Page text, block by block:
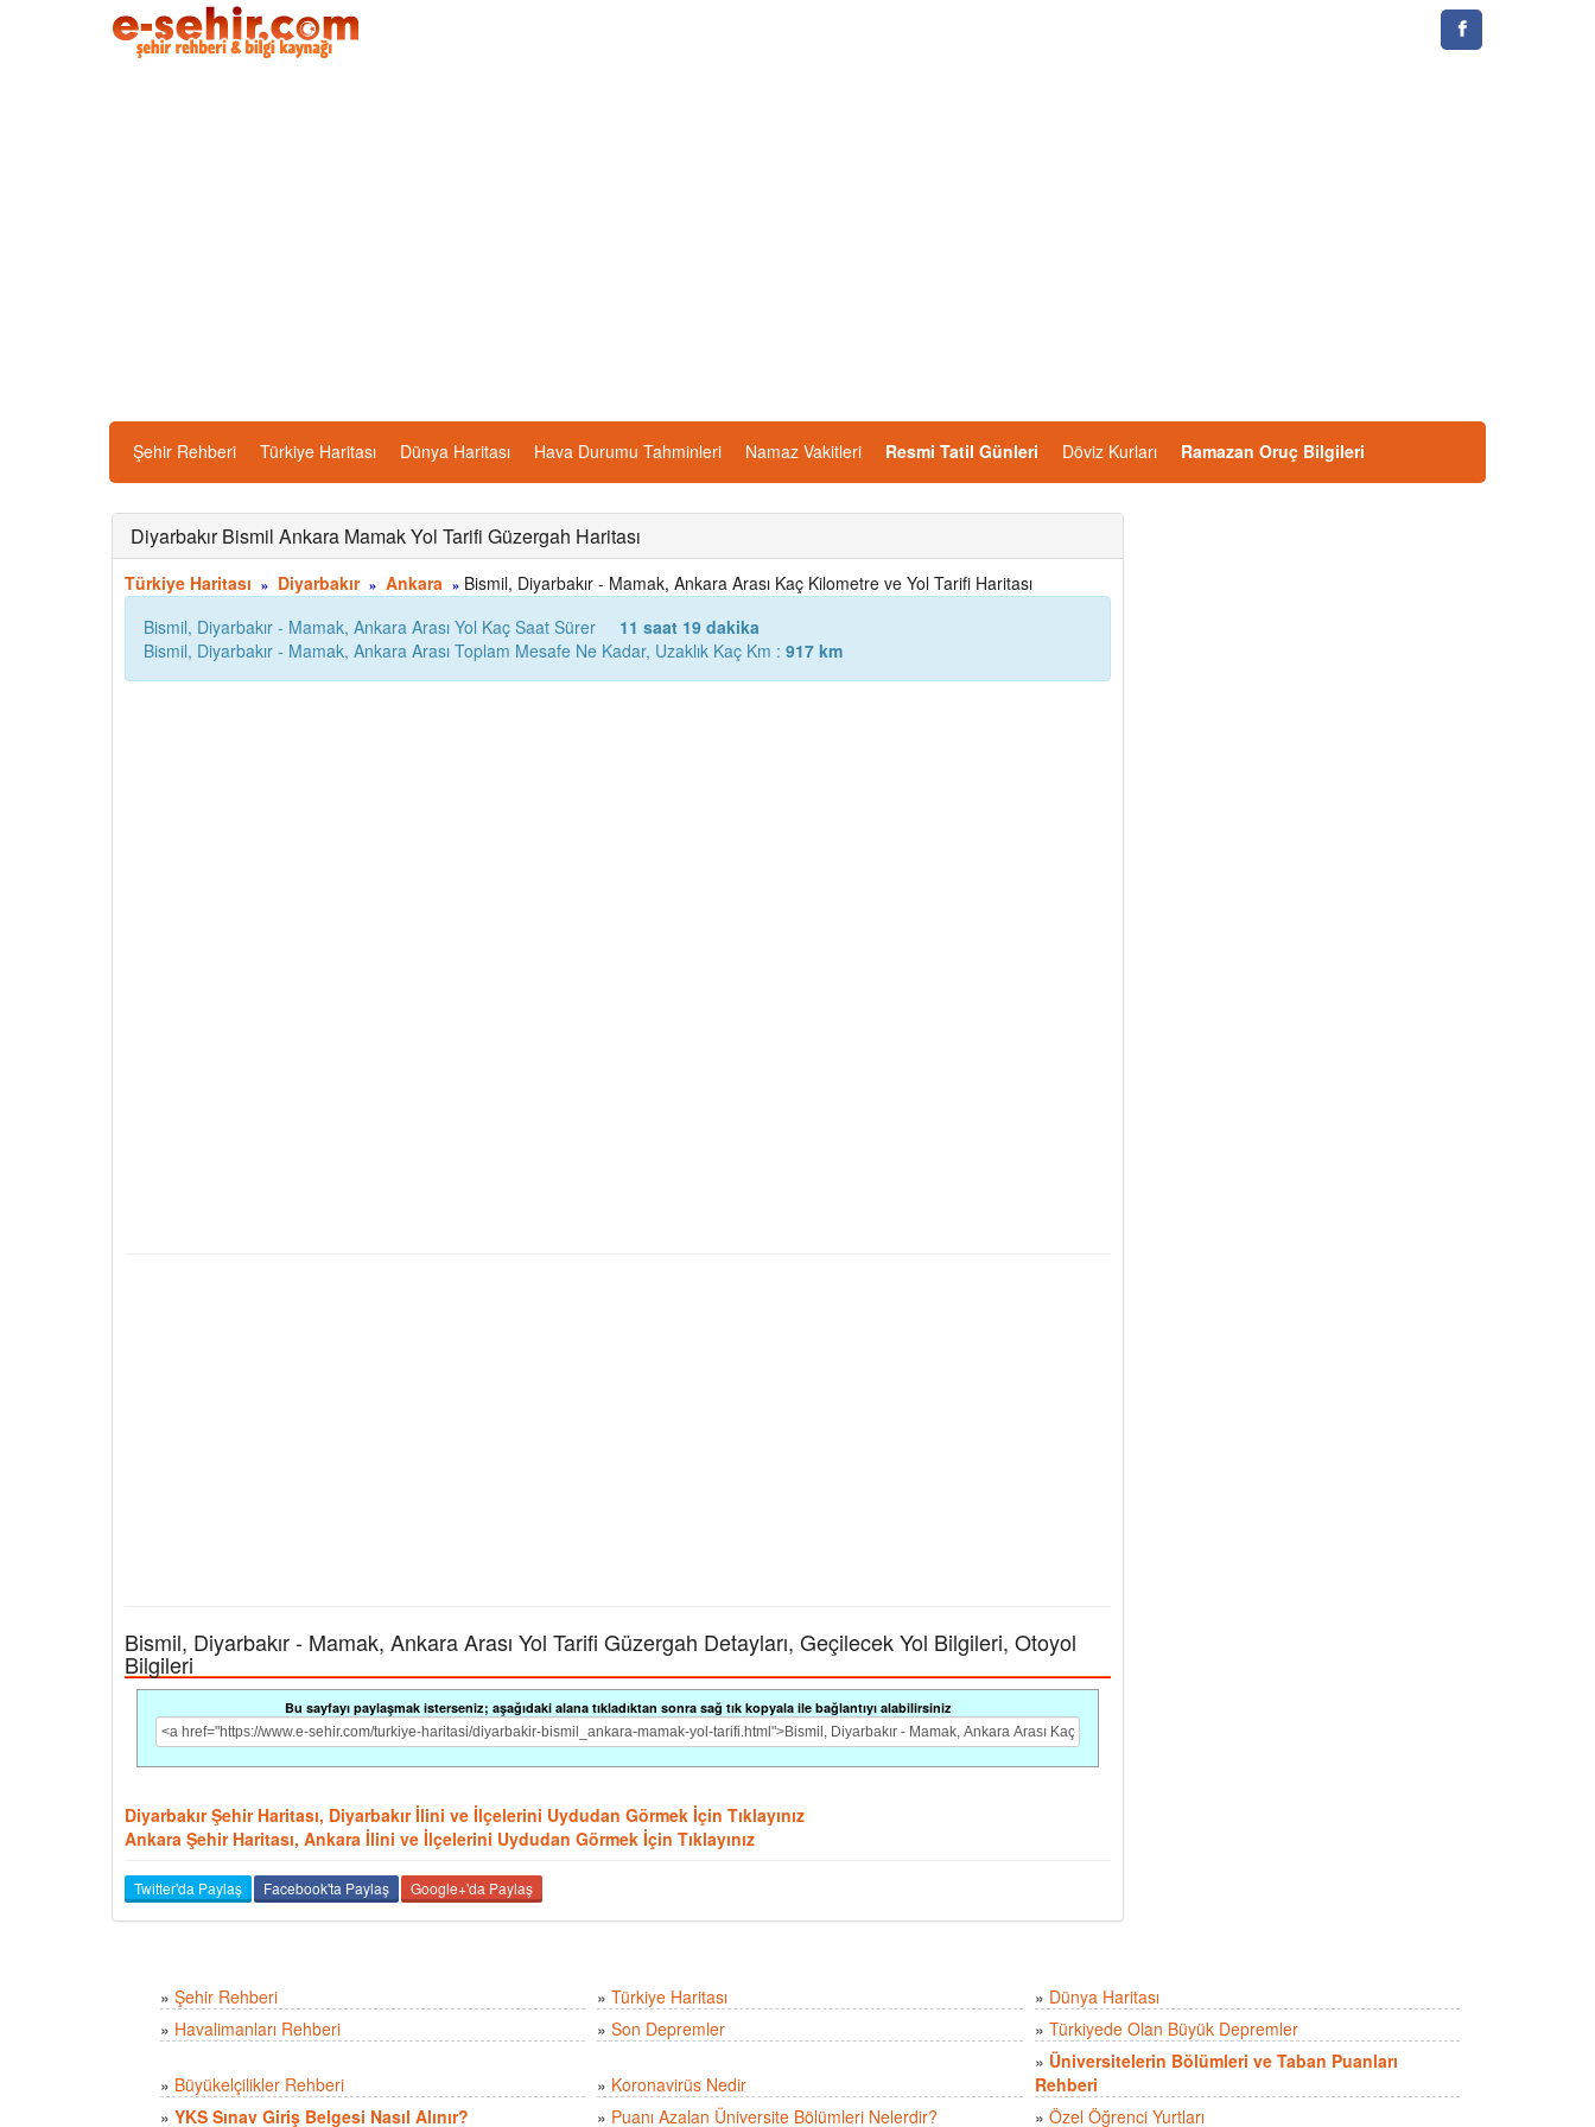
Şehir Rehberi Türkiye Haritası Dünya Haritası Hava Durumu Tahminleri Namaz Vakitleri Resmi Tatil Günleri Döviz Kurları Ramazan Oruç Bilgileri
Diyarbakır Bismil Ankara Mamak Yol Tarifi Güzergah Haritası
Türkiye Haritası » Diyarbakır » Ankara » Bismil, Diyarbakır - Mamak, Ankara Arası Kaç Kilometre ve Yol Tarifi Haritası
Bismil, Diyarbakır - Mamak, Ankara Arası Yol Kaç Saat Sürer
11 saat 19 dakika
Bismil, Diyarbakır - Mamak, Ankara Arası Toplam Mesafe Ne Kadar, Uzaklık Kaç Km : 917 km
Bismil, Diyarbakır - Mamak, Ankara Arası Yol Tarifi Güzergah Detayları, Geçilecek Yol Bilgileri, Otoyol
Bilgileri
Bu sayfayı paylaşmak isterseniz; aşağıdaki alana tıkladıktan sonra sağ tık kopyala ile bağlantıyı alabilirsiniz
Diyarbakır Şehir Haritası, Diyarbakır İlini ve İlçelerini Uydudan Görmek İçin Tıklayınız
Ankara Şehir Haritası, Ankara İlini ve İlçelerini Uydudan Görmek İçin Tıklayınız
Twitter'da Paylaş Facebook'ta Paylaş Google+'da Paylaş
» Şehir Rehberi » Türkiye Haritası » Dünya Haritası
» Havalimanları Rehberi » Son Depremler » Türkiyede Olan Büyük Depremler
» Büyükelçilikler Rehberi » Koronavirüs Nedir
» Üniversitelerin Bölümleri ve Taban Puanları
Rehberi
» YKS Sınav Giriş Belgesi Nasıl Alınır? » Puanı Azalan Üniversite Bölümleri Nelerdir? » Özel Öğrenci Yurtları